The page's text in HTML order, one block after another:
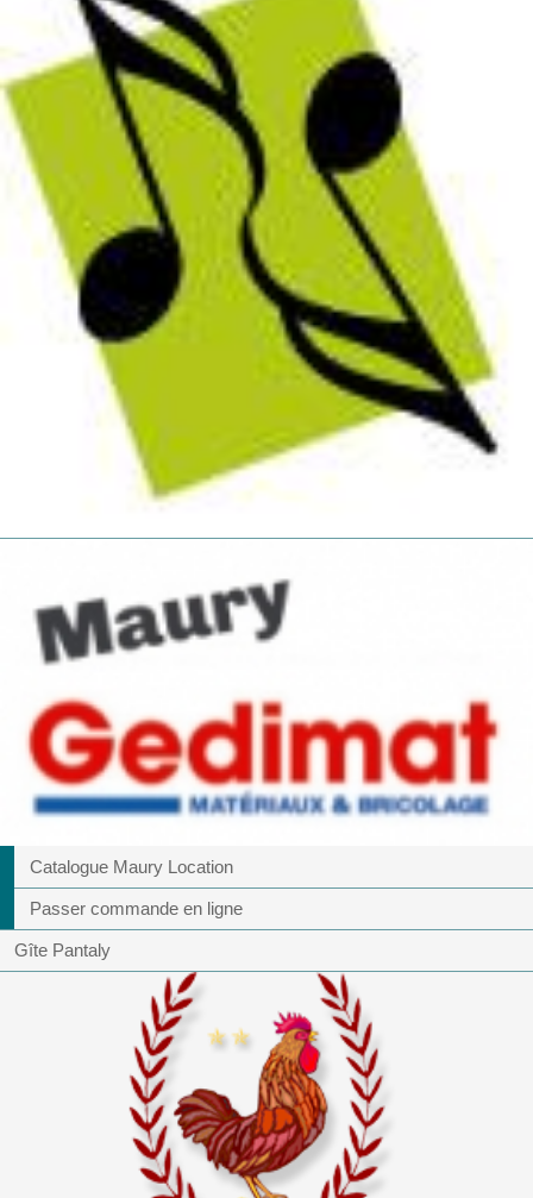
Catalogue Maury Location
Passer commande en ligne
Gîte Pantaly